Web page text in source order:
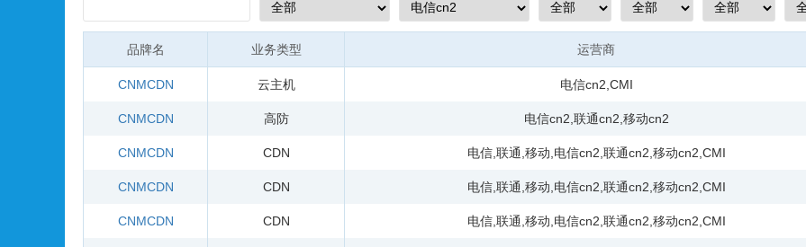
品牌名 业务类型 运营商
CNMCDN 云主机 电信cn2,CMI
CNMCDN 高防 电信cn2,联通cn2,移动cn2
CNMCDN CDN 电信,联通,移动,电信cn2,联通cn2,移动cn2,CMI
CNMCDN CDN 电信,联通,移动,电信cn2,联通cn2,移动cn2,CMI
CNMCDN CDN 电信,联通,移动,电信cn2,联通cn2,移动cn2,CMI